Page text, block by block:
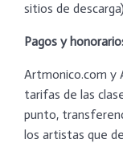
sitios de
Pagos y
Artmonico.com y
tarifas de las
punto,
los artistas que